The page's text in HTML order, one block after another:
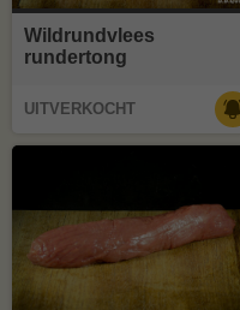
Wildrundvlees
rundertong
UITVERKOCHT